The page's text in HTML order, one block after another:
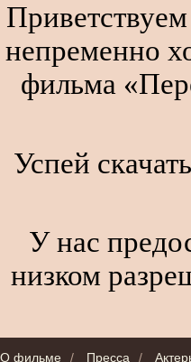
непременно
фильма
Успей
У нас
низком
О фильме / Пресса /